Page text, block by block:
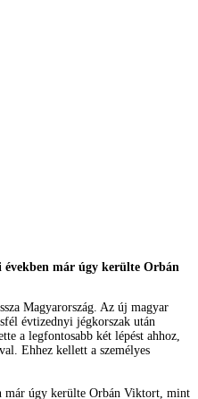
években már úgy kerülte Orbán
Magyarország. Az új magyar
évtizednyi jégkorszak után
a legfontosabb két lépést ahhoz,
Ehhez kellett a személyes
már úgy kerülte Orbán Viktort, mint